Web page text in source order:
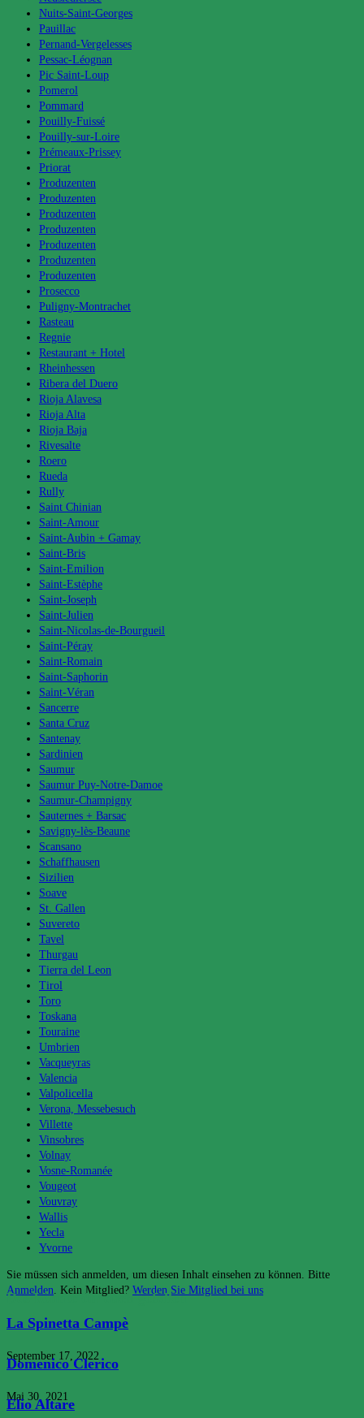
Nuits-Saint-Georges
Pauillac
Pernand-Vergelesses
Pessac-Léognan
Pic Saint-Loup
Pomerol
Pommard
Pouilly-Fuissé
Pouilly-sur-Loire
Prémeaux-Prissey
Priorat
Produzenten
Produzenten
Produzenten
Produzenten
Produzenten
Produzenten
Produzenten
Prosecco
Puligny-Montrachet
Rasteau
Regnie
Restaurant + Hotel
Rheinhessen
Ribera del Duero
Rioja Alavesa
Rioja Alta
Rioja Baja
Rivesalte
Roero
Rueda
Rully
Saint Chinian
Saint-Amour
Saint-Aubin + Gamay
Saint-Bris
Saint-Emilion
Saint-Estèphe
Saint-Joseph
Saint-Julien
Saint-Nicolas-de-Bourgueil
Saint-Péray
Saint-Romain
Saint-Saphorin
Saint-Véran
Sancerre
Santa Cruz
Santenay
Sardinien
Saumur
Saumur Puy-Notre-Damoe
Saumur-Champigny
Sauternes + Barsac
Savigny-lès-Beaune
Scansano
Schaffhausen
Sizilien
Soave
St. Gallen
Suvereto
Tavel
Thurgau
Tierra del Leon
Tirol
Toro
Toskana
Touraine
Umbrien
Vacqueyras
Valencia
Valpolicella
Verona, Messebesuch
Villette
Vinsobres
Volnay
Vosne-Romanée
Vougeot
Vouvray
Wallis
Yecla
Yvorne
Sie müssen sich anmelden, um diesen Inhalt einsehen zu können. Bitte
Anmelden. Kein Mitglied? Werden Sie Mitglied bei uns
Das könnte dir auch gefallen
La Spinetta Campè
September 17, 2022
Domenico Clerico
Mai 30, 2021
Elio Altare